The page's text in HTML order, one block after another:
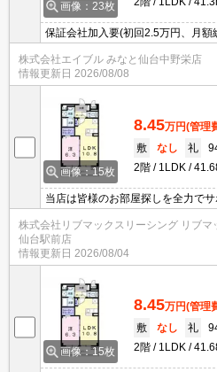
画像：23枚
保証会社加入要(初回2.5万円、月額
談可(ペット保証金なし)。温水洗浄
間換気システム。床下収納付き。
株式会社エイブル みなと仙台中野栄店
情報更新日 2026/08/08
画像：15枚
8.45万円(管理
敷
なし 礼
2階
1LDK
当店は皆様のお部屋探しを全力で
約の事等何でもお気軽にご相談下さ
株式会社リブマックスリーシング リブマ
仙台駅前店
情報更新日 2026/08/04
画像：15枚
8.45万円(管理
敷
なし 礼
2階
1LDK